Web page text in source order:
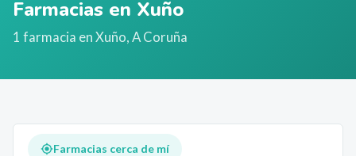
Farmacias en Xuño
1 farmacia enXuño,A Coruña
Farmacias cerca de mí